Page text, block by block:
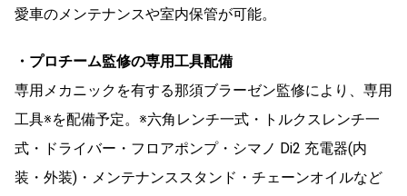
愛車のメンテナンスや室内保管が可能。
・プロチーム監修の専用工具配備
専用メカニックを有する那須ブラーゼン監修により、専用
工具※を配備予定。※六角レンチ一式・トルクスレンチ一
式・ドライバー・フロアポンプ・シマノ Di2 充電器(内
装・外装)・メンテナンススタンド・チェーンオイルなど